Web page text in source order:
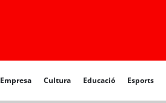
Empresa Cultura Educació Esports